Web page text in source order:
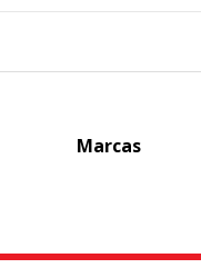
Marcas